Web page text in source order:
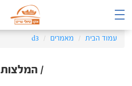
עמוד הבית מאמרים d3
/ המלצות